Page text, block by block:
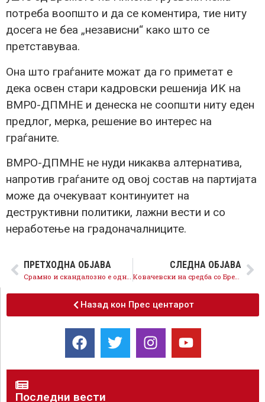
потреба воопшто и да се коментира, тие ниту
досега не беа „независни“ како што се
претставуваа.
Она што граѓаните можат да го приметат е
дека освен стари кадровски решенија ИК на
ВМР0-ДПМНЕ и денеска не соопшти ниту еден
предлог, мерка, решение во интерес на
граѓаните.
ВМРО-ДПМНЕ не нуди никаква алтернатива,
напротив граѓаните од овој состав на партијата
може да очекуваат континуитет на
деструктивни политики, лажни вести и со
неработење на градоначалниците.
ПРЕТХОДНА ОБЈАВА СЛЕДНА ОБЈАВА
Ковачевски на средба со Бренан: Капацитетите и поддршката на ИРИ во процесот на реформи важни за развојот на нашето општество
Назад кон Прес центарот
Последни вести